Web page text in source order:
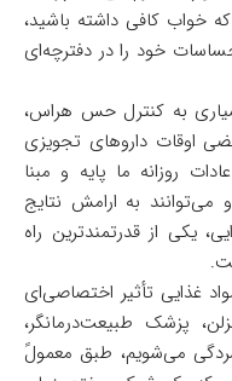
که خواب کافی داشته باشید،
خود را در دفترچه‌ای
به کنترل حس هراس،
اوقات داروهای تجویزی
روزانه ما پایه و مبنا
به ارامش نتایج
یکی از قدرتمندترین راه
غذایی تأثیر اختصاصی‌ای
پزشک طبیعت‌درمانگر،
می‌شویم، طبق معمولً